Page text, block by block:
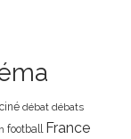
débat débats
football France